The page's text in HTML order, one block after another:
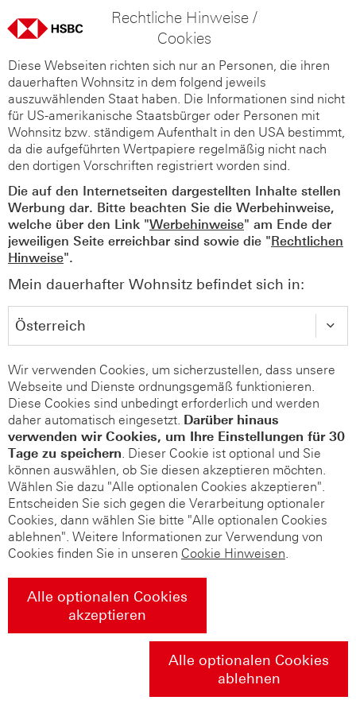
Rechtliche Hinweise /
Cookies
Diese Webseiten richten sich nur an Personen, die ihren
dauerhaften Wohnsitz in dem folgend jeweils
auszuwählenden Staat haben. Die Informationen sind nicht
für US-amerikanische Staatsbürger oder Personen mit
Wohnsitz bzw. ständigem Aufenthalt in den USA bestimmt,
da die aufgeführten Wertpapiere regelmäßig nicht nach
den dortigen Vorschriften registriert worden sind.
Die auf den Internetseiten dargestellten Inhalte stellen
Werbung dar. Bitte beachten Sie die Werbehinweise,
welche über den Link "Werbehinweise" am Ende der
jeweiligen Seite erreichbar sind sowie die "Rechtlichen
Hinweise".
Mein dauerhafter Wohnsitz befindet sich in:
Wir verwenden Cookies, um sicherzustellen, dass unsere
Webseite und Dienste ordnungsgemäß funktionieren.
Diese Cookies sind unbedingt erforderlich und werden
daher automatisch eingesetzt. Darüber hinaus
verwenden wir Cookies, um Ihre Einstellungen für 30
Tage zu speichern. Dieser Cookie ist optional und Sie
können auswählen, ob Sie diesen akzeptieren möchten.
Wählen Sie dazu "Alle optionalen Cookies akzeptieren".
Entscheiden Sie sich gegen die Verarbeitung optionaler
Cookies, dann wählen Sie bitte "Alle optionalen Cookies
ablehnen". Weitere Informationen zur Verwendung von
Cookies finden Sie in unseren Cookie Hinweisen.
Alle optionalen Cookies
akzeptieren
Alle optionalen Cookies
ablehnen